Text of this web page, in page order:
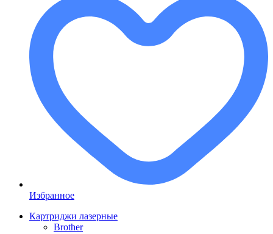
Избранное
Картриджи лазерные
Brother